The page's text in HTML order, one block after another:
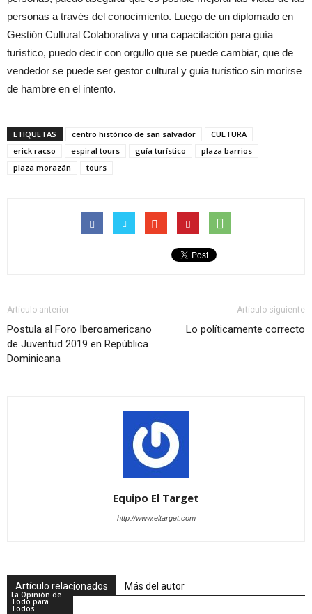
personas a través del conocimiento. Luego de un diplomado en
Gestión Cultural Colaborativa y una capacitación para guía
turístico, puedo decir con orgullo que se puede cambiar, que de
vendedor se puede ser gestor cultural y guía turístico sin morirse
de hambre en el intento.
ETIQUETAS centro histórico de san salvador
CULTURA
erick racso
espiral tours guía turístico
plaza barrios
plaza morazán
tours
Artículo anterior
Postula al Foro Iberoamericano
de Juventud 2019 en República
Dominicana
Artículo siguiente
Lo políticamente correcto
Equipo El Target
http://www.eltarget.com
Artículo relacionados Más del autor
La Opinión de
Todo para
Todos